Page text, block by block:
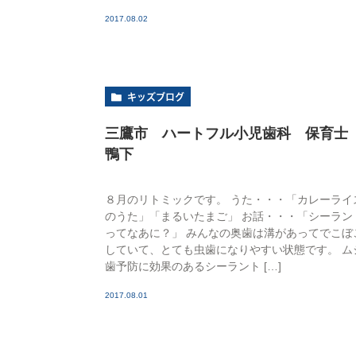
2017.08.02
キッズブログ
三鷹市 ハートフル小児歯科 保育士
鴨下
８月のリトミックです。 うた・・・「カレーライ
のうた」「まるいたまご」 お話・・・「シーラン
ってなあに？」 みんなの奥歯は溝があってでこぼ
していて、とても虫歯になりやすい状態です。 ム
歯予防に効果のあるシーラント […]
2017.08.01